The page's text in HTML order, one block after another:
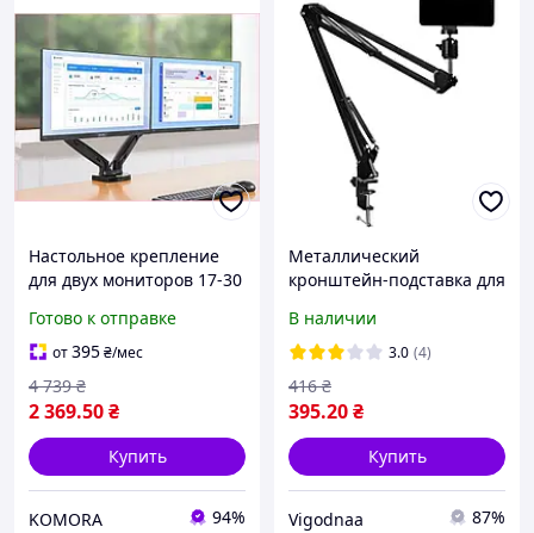
Настольное крепление
для двух мониторов 17-30
регулировкой высоты для
офиса дома
Готово к отправке
от395₴/мес
2 369.50₴
4 739 ₴
Купить
KOMORA 94%
Металлический
кронштейн-подставка для
Настольный держатель с
креплением и
регулировкой
В наличии
3.0 (4)
395.20₴
416 ₴
Купить
Vigodnaa 87%